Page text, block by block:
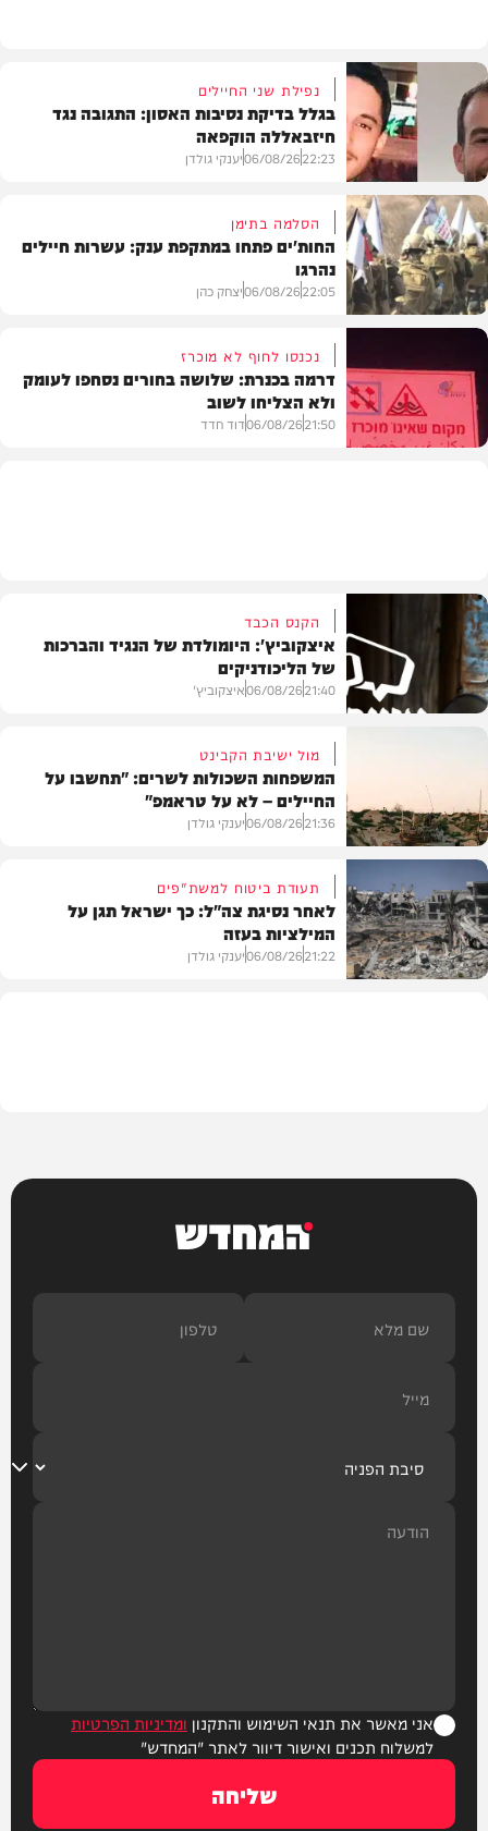
צבא וביטחון
נפילת שני החיילים
בגלל בדיקת נסיבות האסון: התגובה נגד
חיזבאללה הוקפאה
22:23
06/08/26יענקי גולדן
בעולם
הסלמה בתימן
החות'ים פתחו במתקפת ענק: עשרות חיילים
נהרגו
22:05
06/08/26יצחק כהן
נכנסו לחוף לא מוכרז
דרמה בכנרת: שלושה בחורים נסחפו לעומק
ולא הצליחו לשוב
21:50
06/08/26דוד חדד
חדשות
הקנס הכבד
איצקוביץ': היומולדת של הנגיד והברכות
של הליכודניקים
21:40
06/08/26איצקוביץ'
צבא וביטחון
מול ישיבת הקבינט
המשפחות השכולות לשרים: "תחשבו על
החיילים – לא על טראמפ"
21:36
06/08/26יענקי גולדן
תעודת ביטוח למשת"פים
לאחר נסיגת צה"ל: כך ישראל תגן על
המילציות בעזה
21:22
06/08/26יענקי גולדן
המחדש
אני מאשר את תנאי השימוש והתקנון ומדיניות הפרטיות
למשלוח תכנים ואישור דיוור לאתר "המחדש"
שליחה